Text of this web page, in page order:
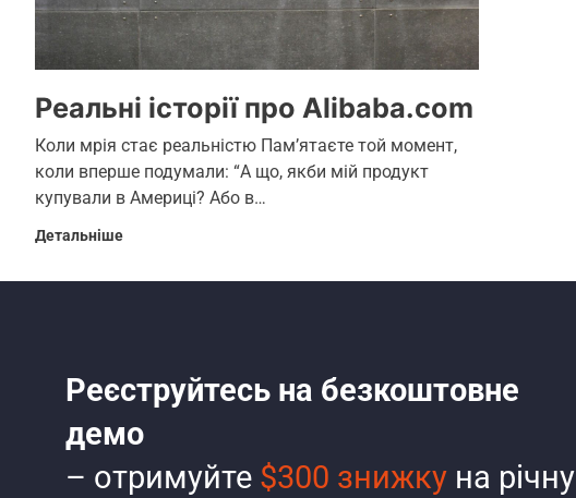
Реальні історії про Alibaba.com
Коли мрія стає реальністю Пам’ятаєте той момент,
коли вперше подумали: “А що, якби мій продукт
купували в Америці? Або в…
Детальніше
Реєструйтесь на безкоштовне
демо
– отримуйте $300 знижку на річну